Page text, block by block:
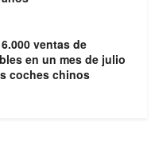
ventas de
en un mes de julio
coches chinos